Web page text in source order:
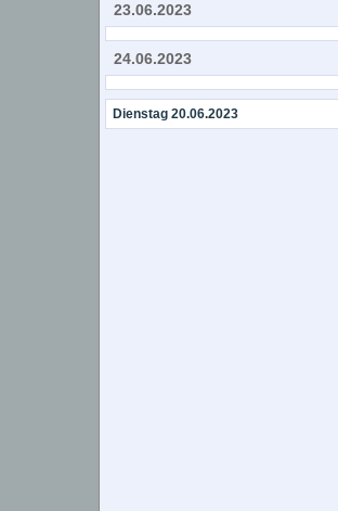
23.06.2023
24.06.2023
Dienstag 20.06.2023